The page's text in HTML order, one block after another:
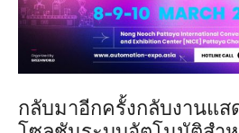
กลับมาอีกครั้งกลับงานแส